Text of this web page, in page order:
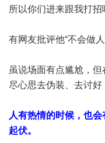
所以你们进来跟我打
有网友批评他“不会做
虽说场面有点尴尬，
尽心思去伪装、去讨好
人有热情的时候，也
起伏。